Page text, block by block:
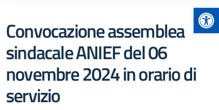
Convocazione assemblea
sindacale ANIEF del 06
novembre 2024 in orario di
servizio